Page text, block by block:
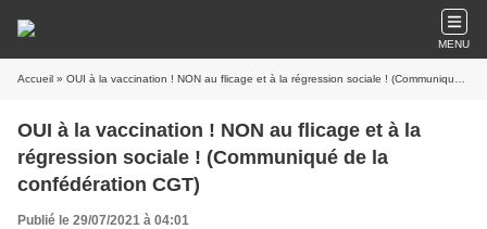
MENU
Accueil » OUI à la vaccination ! NON au flicage et à la régression sociale ! (Communiqué de la confédération CGT)
OUI à la vaccination ! NON au flicage et à la
régression sociale ! (Communiqué de la
confédération CGT)
Publié le 29/07/2021 à 04:01